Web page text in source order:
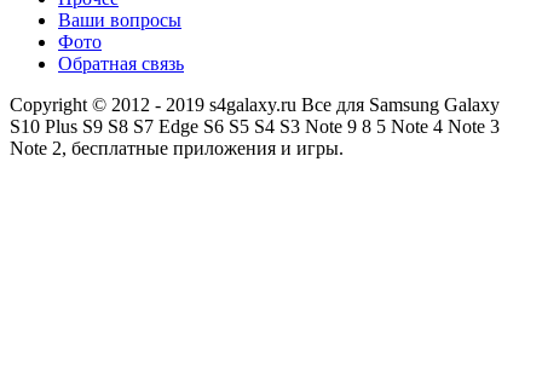
Ваши вопросы
Фото
Обратная связь
Copyright © 2012 - 2019 s4galaxy.ru Все для Samsung Galaxy
S10 Plus S9 S8 S7 Edge S6 S5 S4 S3 Note 9 8 5 Note 4 Note 3
Note 2, бесплатные приложения и игры.